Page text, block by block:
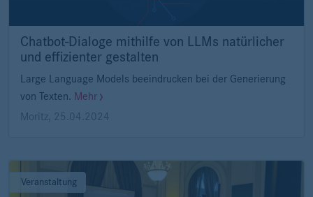
Chatbot-Dialoge mithilfe von LLMs natürlicher
und effizienter gestalten
Large Language Models beeindrucken bei der Generierung
von Texten. Mehr
Moritz
25.04.2024
Veranstaltung